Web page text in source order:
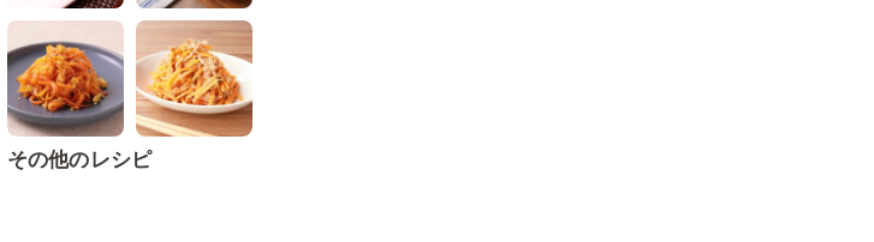
その他のレシピ